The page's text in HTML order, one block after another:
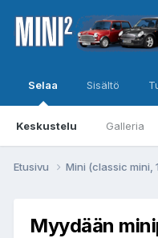
Selaa
Keskustelu Galleria
Sisältö
Etusivu Mini (classic mini,
Myydään